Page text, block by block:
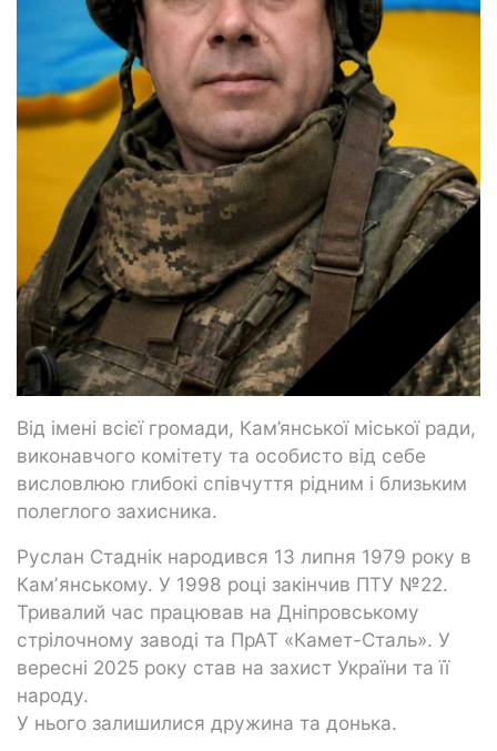
Від імені всієї громади, Кам’янської міської ради,
виконавчого комітету та особисто від себе
висловлюю глибокі співчуття рідним і близьким
полеглого захисника.
Руслан Стаднік народився 13 липня 1979 року в
Камʼянському. У 1998 році закінчив ПТУ №22.
Тривалий час працював на Дніпровському
стрілочному заводі та ПрАТ «Камет-Сталь». У
вересні 2025 року став на захист України та її
народу.
У нього залишилися дружина та донька.